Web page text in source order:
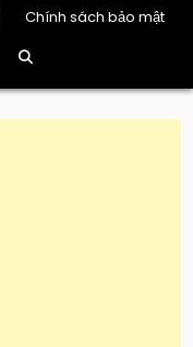
Chính sách bảo mật